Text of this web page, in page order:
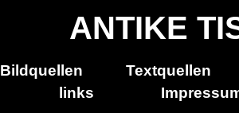
ANTIKE
Bildquellen
links